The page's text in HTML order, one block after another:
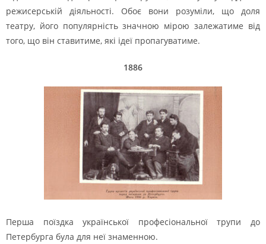
режисерській діяльності. Обоє вони розуміли, що доля
театру, його популярність значною мірою залежатиме від
того, що він ставитиме, які ідеї пропагуватиме.
1886
Перша поїздка української професіональної трупи до
Петербурга була для неї знаменною.